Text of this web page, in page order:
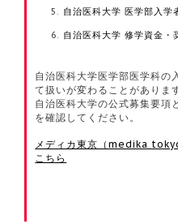
自治医科大学 医学部入学
自治医科大学 修学資金・
自治医科大学医学部医学科の
て扱いが変わることがありま
自治医科大学の公式募集要項
を確認してください。
メディカ東京（medika
こちら